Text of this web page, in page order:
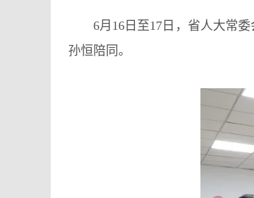
6月16日至17日，省人大常
孙恒陪同。